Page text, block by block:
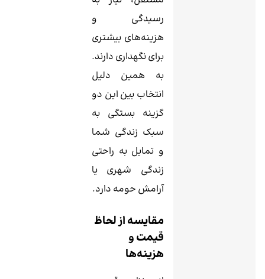
رسیدگی و
هزینه‌های بیشتری
برای نگهداری دارند.
به همین دلیل
انتخاب بین این دو
گزینه بستگی به
سبک زندگی شما
و تمایل به راحتی
زندگی شهری یا
آرامش حومه دارد.
مقایسه از لحاظ
قیمت و
هزینه‌ها